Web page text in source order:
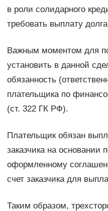
в роли солидарного
требовать выплату
Важным моментом для
установить в данной
обязанность
плательщика по
(ст. 322 ГК РФ).
Плательщик обязан
заказчика на основании
оформленному
счет заказчика для
Таким образом,